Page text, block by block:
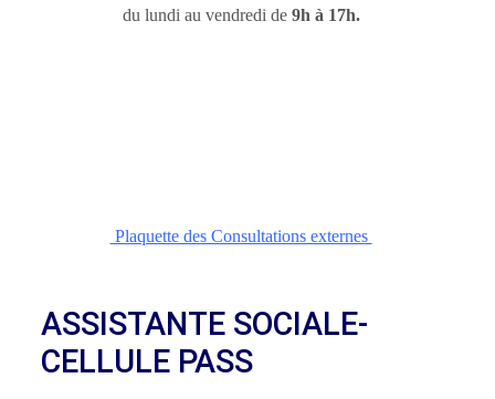
du lundi au vendredi de 9h à 17h.
Plaquette des Consultations externes
ASSISTANTE SOCIALE-
CELLULE PASS